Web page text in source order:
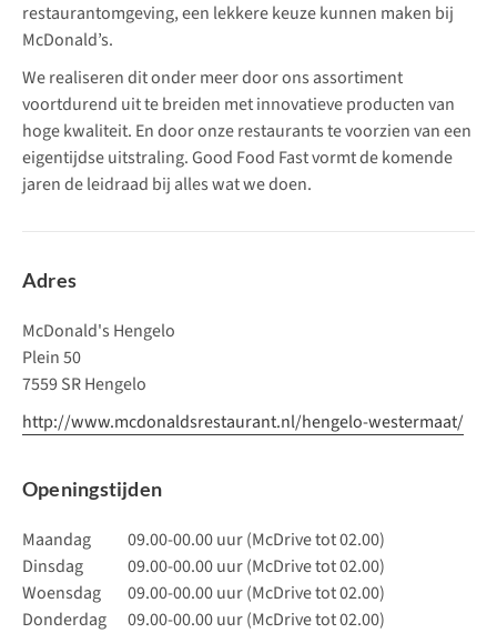
restaurantomgeving, een lekkere keuze kunnen maken bij
McDonald’s.
We realiseren dit onder meer door ons assortiment
voortdurend uit te breiden met innovatieve producten van
hoge kwaliteit. En door onze restaurants te voorzien van een
eigentijdse uitstraling. Good Food Fast vormt de komende
jaren de leidraad bij alles wat we doen.
Adres
McDonald's Hengelo
Plein 50
7559 SR Hengelo
http://www.mcdonaldsrestaurant.nl/hengelo-westermaat/
Openingstijden
Maandag
09.00-00.00 uur (McDrive tot 02.00)
Dinsdag
09.00-00.00 uur (McDrive tot 02.00)
Woensdag
09.00-00.00 uur (McDrive tot 02.00)
Donderdag
09.00-00.00 uur (McDrive tot 02.00)